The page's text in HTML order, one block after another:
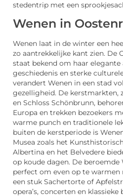
stedentrip met een
Wenen in
Wenen laat in de winter een
zo aantrekkelijke kant zien. De
staat bekend om haar
geschiedenis en sterke
verandert Wenen in een stad
gezelligheid. De kerstmarkten,
en Schloss Schönbrunn,
Europa en trekken bezoekers
warme punch en traditionele
buiten de kerstperiode is
Musea zoals het
Albertina en het Belvedere
op koude dagen. De beroemde
perfect om even op te warmen
een stuk Sachertorte of
opera’s, concerten en